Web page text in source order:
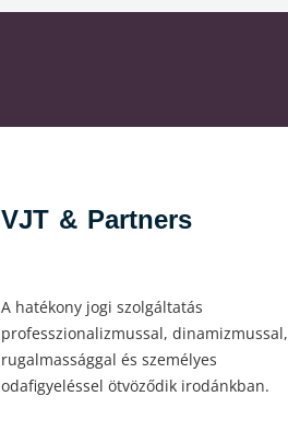
VJT & Partners
A hatékony jogi szolgáltatás
professzionalizmussal, dinamizmussal,
rugalmassággal és személyes
odafigyeléssel ötvöződik irodánkban.